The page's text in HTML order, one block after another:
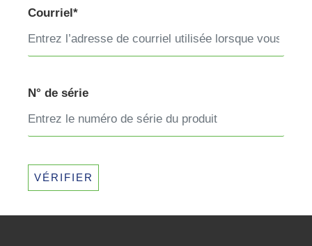
Courriel*
N° de série
VÉRIFIER